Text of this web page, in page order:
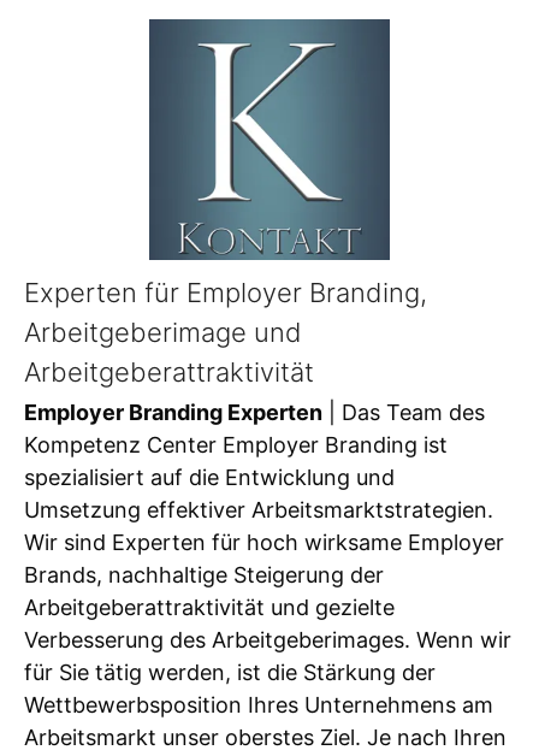
Experten für Employer Branding,
Arbeitgeberimage und
Arbeitgeberattraktivität
Employer Branding Experten | Das Team des
Kompetenz Center Employer Branding ist
spezialisiert auf die Entwicklung und
Umsetzung effektiver Arbeitsmarktstrategien.
Wir sind Experten für hoch wirksame Employer
Brands, nachhaltige Steigerung der
Arbeitgeberattraktivität und gezielte
Verbesserung des Arbeitgeberimages. Wenn wir
für Sie tätig werden, ist die Stärkung der
Wettbewerbsposition Ihres Unternehmens am
Arbeitsmarkt unser oberstes Ziel. Je nach Ihren